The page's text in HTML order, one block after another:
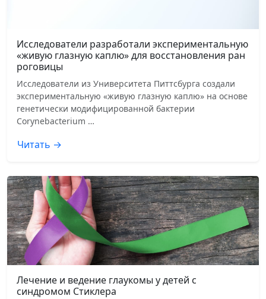
Исследователи разработали экспериментальную
«живую глазную каплю» для восстановления ран
роговицы
Исследователи из Университета Питтсбурга создали
экспериментальную «живую глазную каплю» на основе
генетически модифицированной бактерии
Corynebacterium …
Читать →
Лечение и ведение глаукомы у детей с
синдромом Стиклера